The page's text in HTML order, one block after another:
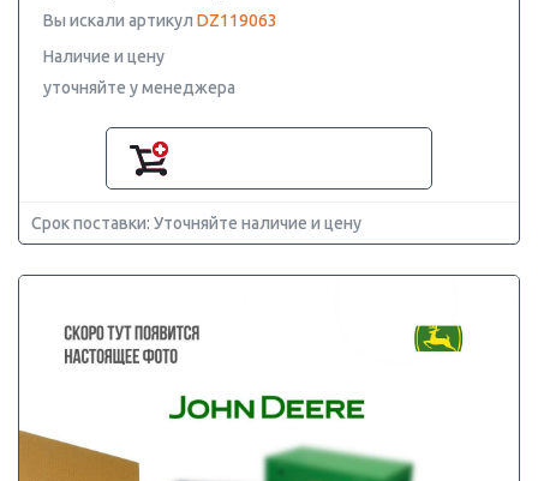
Вы искали артикул DZ119063
Наличие и цену
уточняйте у менеджера
Срок поставки: Уточняйте наличие и цену